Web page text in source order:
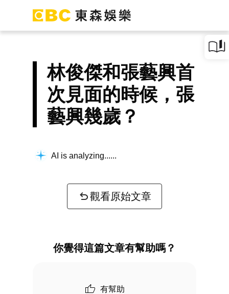
林俊傑和張藝興首
次見面的時候，張
藝興幾歲？
AI is analyzing...
觀看原始文章
你覺得這篇文章有幫助嗎？
有幫助